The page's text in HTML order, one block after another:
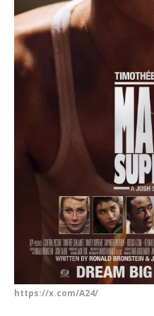
https://x.com/A24/